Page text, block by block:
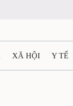
XÃ HỘI Y TẾ